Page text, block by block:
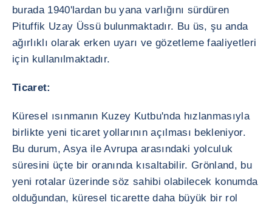
burada 1940'lardan bu yana varlığını sürdüren
Pituffik Uzay Üssü bulunmaktadır. Bu üs, şu anda
ağırlıklı olarak erken uyarı ve gözetleme faaliyetleri
için kullanılmaktadır.
Ticaret:
Küresel ısınmanın Kuzey Kutbu'nda hızlanmasıyla
birlikte yeni ticaret yollarının açılması bekleniyor.
Bu durum, Asya ile Avrupa arasındaki yolculuk
süresini üçte bir oranında kısaltabilir. Grönland, bu
yeni rotalar üzerinde söz sahibi olabilecek konumda
olduğundan, küresel ticarette daha büyük bir rol